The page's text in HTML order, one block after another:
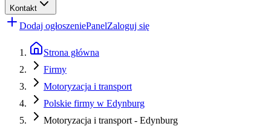
Kontakt
Dodaj ogłoszeniePanelZaloguj się
Strona główna
Firmy
Motoryzacja i transport
Polskie firmy w Edynburg
Motoryzacja i transport - Edynburg